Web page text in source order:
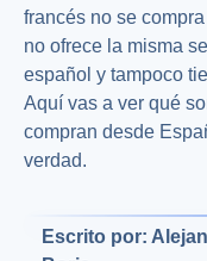
francés no se
no ofrece la misma
español y tampoco
Aquí vas a ver qué
compran desde
verdad.
Escrito por: